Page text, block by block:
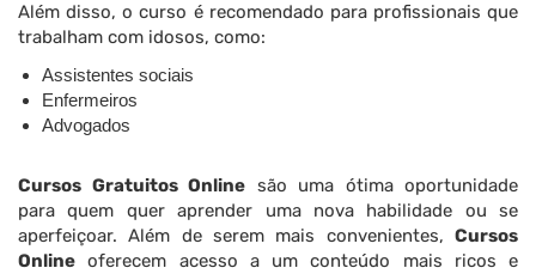
Além disso, o curso é recomendado para profissionais que
trabalham com idosos, como:
Assistentes sociais
Enfermeiros
Advogados
Cursos Gratuitos Online são uma ótima oportunidade
para quem quer aprender uma nova habilidade ou se
aperfeiçoar. Além de serem mais convenientes, Cursos
Online oferecem acesso a um conteúdo mais ricos e